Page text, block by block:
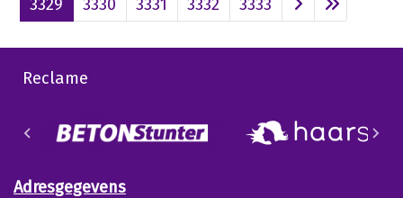
3329
3330 3331 3332 3333
Reclame
Adresgegevens